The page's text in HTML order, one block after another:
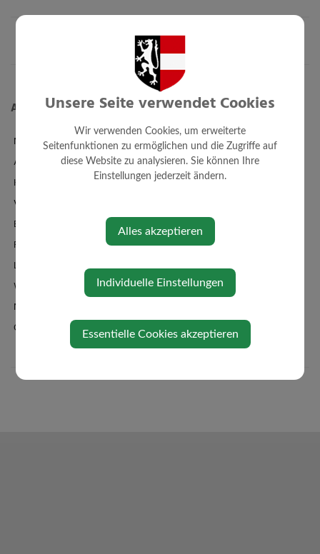
Aktuelles
News
Amtstafel
Klimaticket
Veranstaltungen
Bildergalerie
Familienbad + Sauna
Links/Adressen
Wetter
Newsletteranmeldung
Oberndorf-App
Unsere Seite verwendet Cookies
Wir verwenden Cookies, um erweiterte
Seitenfunktionen zu ermöglichen und die Zugriffe auf
diese Website zu analysieren. Sie können Ihre
Einstellungen jederzeit ändern.
Alles akzeptieren
Individuelle Einstellungen
Essentielle Cookies akzeptieren